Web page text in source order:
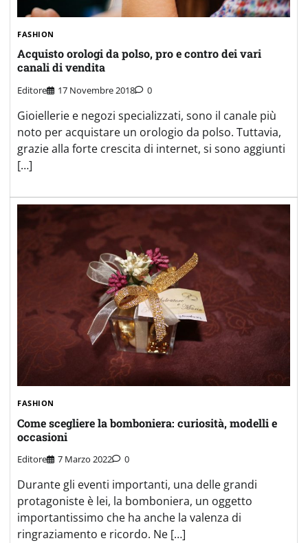
FASHION
Acquisto orologi da polso, pro e contro dei vari
canali di vendita
Editore 17 Novembre 2018 0
Gioiellerie e negozi specializzati, sono il canale più
noto per acquistare un orologio da polso. Tuttavia,
grazie alla forte crescita di internet, si sono aggiunti
[…]
FASHION
Come scegliere la bomboniera: curiosità, modelli e
occasioni
Editore 7 Marzo 2022 0
Durante gli eventi importanti, una delle grandi
protagoniste è lei, la bomboniera, un oggetto
importantissimo che ha anche la valenza di
ringraziamento e ricordo. Ne […]